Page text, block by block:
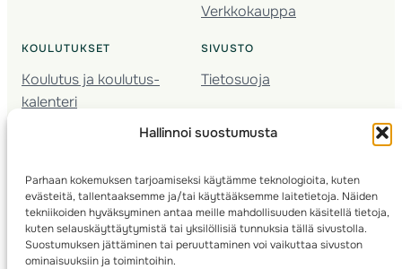
Hallinnoi suostumusta
Parhaan kokemuksen tarjoamiseksi käytämme teknologioita, kuten
evästeitä, tallentaaksemme ja/tai käyttääksemme laitetietoja. Näiden
tekniikoiden hyväksyminen antaa meille mahdollisuuden käsitellä tietoja,
kuten selauskäyttäytymistä tai yksilöllisiä tunnuksia tällä sivustolla.
Suostumuksen jättäminen tai peruuttaminen voi vaikuttaa sivuston
ominaisuuksiin ja toimintoihin.
Verkkokauppa
KOULUTUKSET
Koulutus ja koulutus­
kalenteri
Nuorison koulutukset
Kartoitus
Ratamestari
SIVUSTO
Tietosuoja
© 2025 ·Suomen Suunnistusliitto· Valimotie 10, 00380 Helsinki, Finland